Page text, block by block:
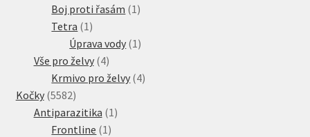
produkty
Boj proti řasám 1 1
Tetra 1 1
produkt
Úprava vody 1 1
Vše pro želvy 44
produkty
Krmivo pro želvy 44
Kočky 55825582
produktů
Antiparazitika 1 1
Frontline 1 1